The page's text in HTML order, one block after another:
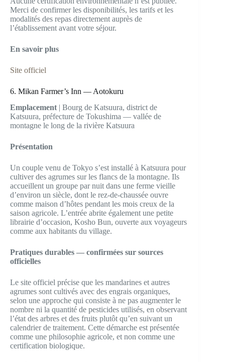
Merci de confirmer les disponibilités, les tarifs et les
modalités des repas directement auprès de
l’établissement avant votre séjour.
En savoir plus
Site officiel
6. Mikan Farmer’s Inn — Aotokuru
Emplacement | Bourg de Katsuura, district de
Katsuura, préfecture de Tokushima — vallée de
montagne le long de la rivière Katsuura
Présentation
Un couple venu de Tokyo s’est installé à Katsuura pour
cultiver des agrumes sur les flancs de la montagne. Ils
accueillent un groupe par nuit dans une ferme vieille
d’environ un siècle, dont le rez-de-chaussée ouvre
comme maison d’hôtes pendant les mois creux de la
saison agricole. L’entrée abrite également une petite
librairie d’occasion, Kosho Bun, ouverte aux voyageurs
comme aux habitants du village.
Pratiques durables — confirmées sur sources
officielles
Le site officiel précise que les mandarines et autres
agrumes sont cultivés avec des engrais organiques,
selon une approche qui consiste à ne pas augmenter le
nombre ni la quantité de pesticides utilisés, en observant
l’état des arbres et des fruits plutôt qu’en suivant un
calendrier de traitement. Cette démarche est présentée
comme une philosophie agricole, et non comme une
certification biologique.